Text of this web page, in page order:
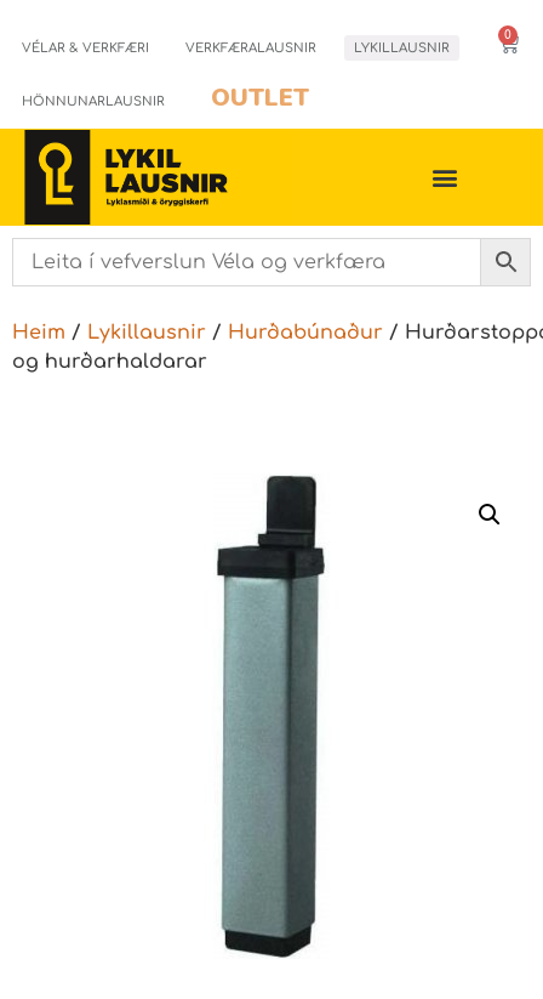
VÉLAR & VERKFÆRI VERKFÆRALAUSNIR LYKILLAUSNIR
HÖNNUNARLAUSNIR OUTLET
0
Heim / Lykillausnir / Hurðabúnaður /
og hurðarhaldarar